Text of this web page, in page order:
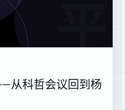
平正
从科哲会议回到杨